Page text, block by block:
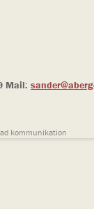
Mail:
kommunikation